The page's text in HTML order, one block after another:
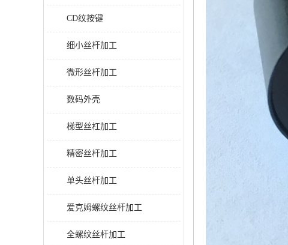
CD纹按键
细小丝杆加工
微形丝杆加工
数码外壳
梯型丝杠加工
精密丝杆加工
单头丝杆加工
爱克姆螺纹丝杆加工
全螺纹丝杆加工